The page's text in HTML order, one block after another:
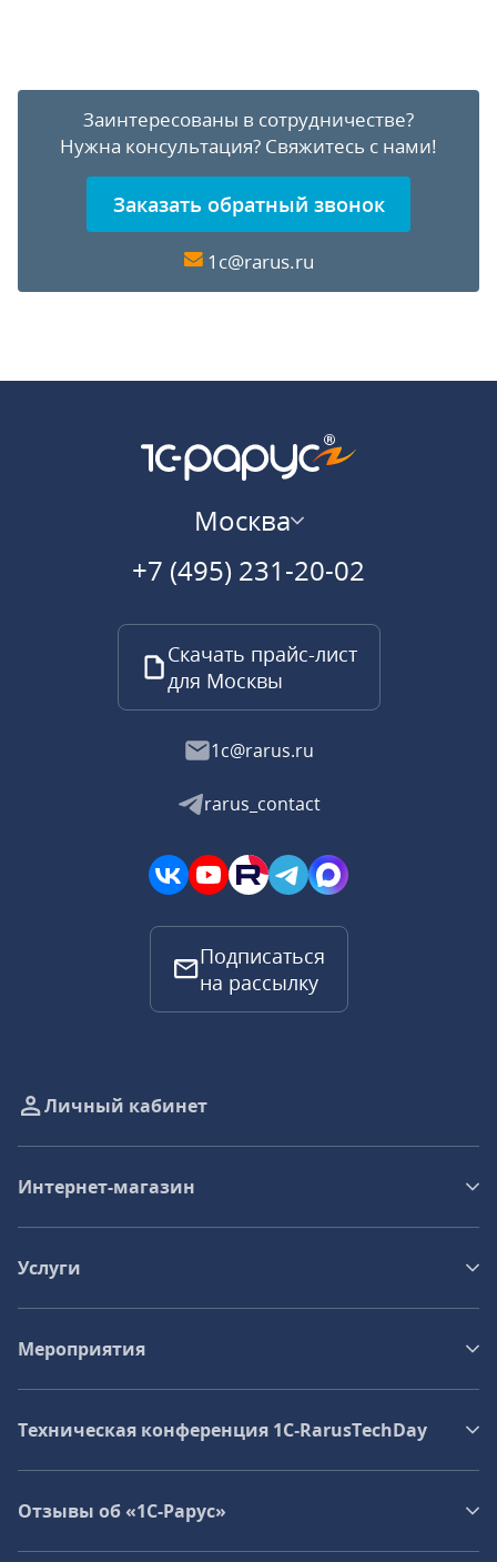
Заинтересованы в сотрудничестве?
Нужна консультация? Свяжитесь с нами!
Заказать обратный звонок
1c@rarus.ru
Москва
+7 (495) 231-20-02
Скачать прайс-лист
для Москвы
1c@rarus.ru
rarus_contact
Подписаться
на рассылку
Личный кабинет
Интернет-магазин
Услуги
Мероприятия
Техническая конференция 1C‑RarusTechDay
Отзывы об «1С-Рарус»